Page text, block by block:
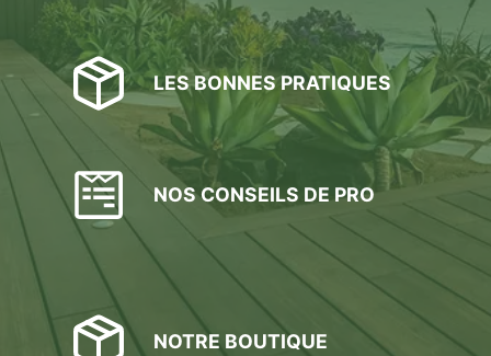
LES BONNES PRATIQUES
NOS CONSEILS DE PRO
NOTRE BOUTIQUE